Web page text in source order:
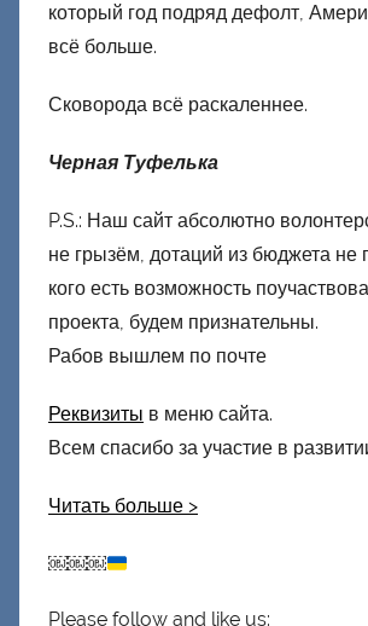
который год подряд дефолт,
всё больше.
Сковорода всё раскаленнее.
Черная Туфелька
P.S.: Наш сайт абсолютно
не грызём, дотаций из бюджета не
кого есть возможность
проекта, будем признательны.
Рабов вышлем по почте
Реквизиты в меню сайта.
Всем спасибо за участие в
Читать больше >
￼￼￼
Please follow and like us: